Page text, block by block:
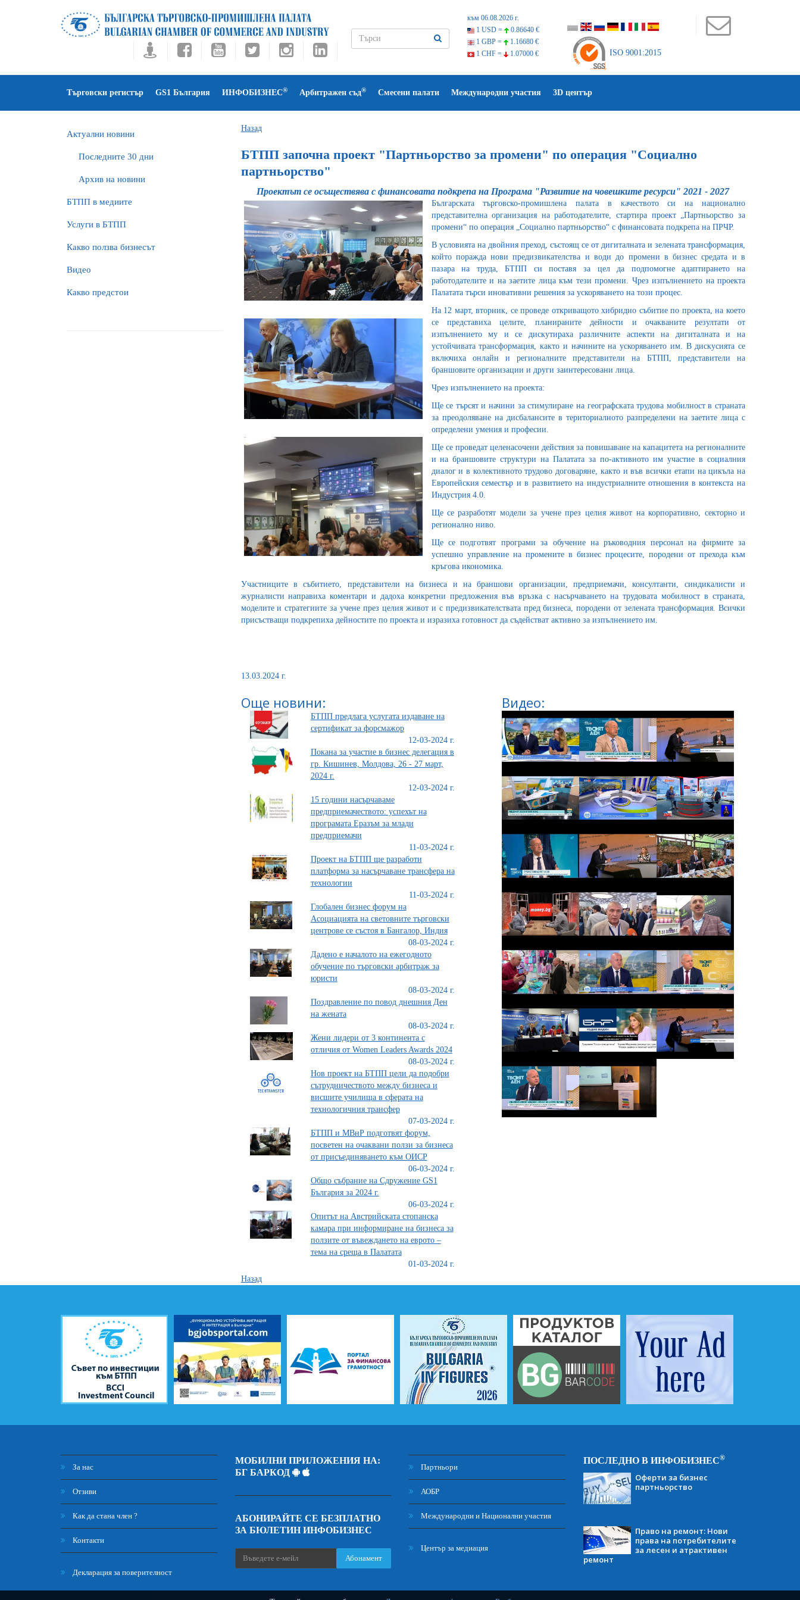
към 06.08.2026 г.
1 USD =
0.86640 €
1 GBP =
1.16680 €
1 CHF =
1.07000 € ISO 9001:2015
Търговски регистър GS1 България ИНФОБИЗНЕС® Арбитражен съд® Смесени палати Международни участия 3D център
Актуални новини
Последните 30 дни
Архив на новини
БTПП в медиите
Услуги в БТПП
Какво ползва бизнесът
Видео
Какво предстои
Назад
БТПП започна проект "Партньорство за промени" по операция "Социално
партньорство"
Проектът се осъществява с финансовата подкрепа на Програма "Развитие на човешките ресурси" 2021 - 2027
Българската търговско-промишлена палата в качеството си на национално
представителна организация на работодателите, стартира проект „Партньорство за
промени“ по операция „Социално партньорство“ с финансовата подкрепа на ПРЧР.
В условията на двойния преход, състоящ се от дигиталната и зелената трансформация,
който поражда нови предизвикателства и води до промени в бизнес средата и в
пазара на труда, БТПП си поставя за цел да подпомогне адаптирането на
работодателите и на заетите лица към тези промени. Чрез изпълнението на проекта
Палатата търси иновативни решения за ускоряването на този процес.
На 12 март, вторник, се проведе откриващото хибридно събитие по проекта, на което
се представиха целите, планираните дейности и очакваните резултати от
изпълнението му и се дискутираха различните аспекти на дигиталната и на
устойчивата трансформация, както и начините на ускоряването им. В дискусията се
включиха онлайн и регионалните представители на БТПП, представители на
браншовите организации и други заинтересовани лица.
Чрез изпълнението на проекта:
Ще се търсят и начини за стимулиране на географската трудова мобилност в страната
за преодоляване на дисбалансите в териториалното разпределени на заетите лица с
определени умения и професии.
Ще се проведат целенасочени действия за повишаване на капацитета на регионалните
и на браншовите структури на Палатата за по-активното им участие в социалния
диалог и в колективното трудово договаряне, както и във всички етапи на цикъла на
Европейския семестър и в развитието на индустриалните отношения в контекста на
Индустрия 4.0.
Ще се разработят модели за учене през целия живот на корпоративно, секторно и
регионално ниво.
Ще се подготвят програми за обучение на ръководния персонал на фирмите за
успешно управление на промените в бизнес процесите, породени от прехода към
кръгова икономика.
Участниците в събитието, представители на бизнеса и на браншови организации, предприемачи, консултанти, синдикалисти и
журналисти направиха коментари и дадоха конкретни предложения във връзка с насърчаването на трудовата мобилност в страната,
моделите и стратегиите за учене през целия живот и с предизвикателствата пред бизнеса, породени от зелената трансформация. Всички
присъстващи подкрепиха дейностите по проекта и изразиха готовност да съдействат активно за изпълнението им.
13.03.2024 г.
Още новини:
БТПП предлага услугата издаване на
сертификат за форсмажор
12-03-2024 г.
Покана за участие в бизнес делегация в
гр. Кишинев, Молдова, 26 - 27 март,
2024 г.
12-03-2024 г.
15 години насърчаваме
предприемачеството: успехът на
програмата Еразъм за млади
предприемачи
11-03-2024 г.
Проект на БТПП ще разработи
платформа за насърчаване трансфера на
технологии
11-03-2024 г.
Глобален бизнес форум на
Асоциацията на световните търговски
центрове се състоя в Бангалор, Индия
08-03-2024 г.
Дадено е началото на ежегодното
обучение по търговски арбитраж за
юристи
08-03-2024 г.
Поздравление по повод днешния Ден
на жената
08-03-2024 г.
Жени лидери от 3 континента с
отличия от Women Leaders Awards 2024
08-03-2024 г.
Нов проект на БТПП цели да подобри
сътрудничеството между бизнеса и
висшите училища в сферата на
технологичния трансфер
07-03-2024 г.
БТПП и МВнР подготвят форум,
посветен на очаквани ползи за бизнеса
от присъединяването към ОИСР
06-03-2024 г.
Общо събрание на Сдружение GS1
България за 2024 г.
06-03-2024 г.
Опитът на Австрийската стопанска
камара при информиране на бизнеса за
ползите от въвеждането на еврото –
тема на среща в Палатата
01-03-2024 г.
Видео:
Назад
За нас
Отзиви
Как да стана член ?
Контакти
Декларация за поверителност
МОБИЛНИ ПРИЛОЖЕНИЯ НА:
БГ БАРКОД
АБОНИРАЙТЕ СЕ БЕЗПЛАТНО
ЗА БЮЛЕТИН ИНФОБИЗНЕС
Абонамент
Партньори
АОБР
Международни и Национални участия
Център за медиация
ПОСЛЕДНО В ИНФОБИЗНЕС®
Оферти за бизнес
партньорство
Право на ремонт: Нови
права на потребителите
за лесен и атрактивен
ремонт